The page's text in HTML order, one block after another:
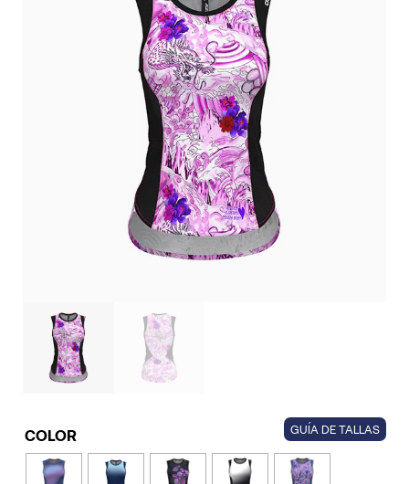
GUÍA DE TALLAS
COLOR